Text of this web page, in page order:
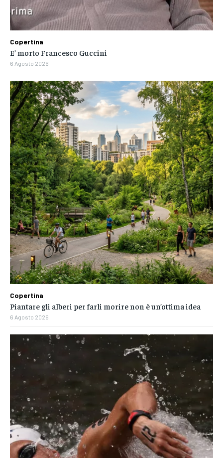
Copertina
E’ morto Francesco Guccini
6 Agosto 2026
Copertina
Piantare gli alberi per farli morire non è un’ottima idea
6 Agosto 2026